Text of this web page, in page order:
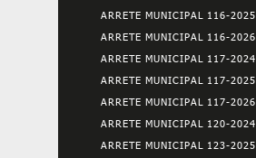
ARRETE MUNICIPAL 116-2025
ARRETE MUNICIPAL 116-2026
ARRETE MUNICIPAL 117-2024
ARRETE MUNICIPAL 117-2025
ARRETE MUNICIPAL 117-2026
ARRETE MUNICIPAL 120-2024
ARRETE MUNICIPAL 123-2025